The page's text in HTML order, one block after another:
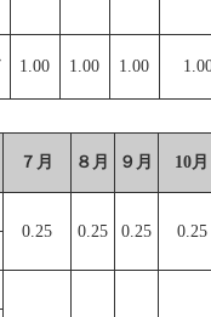
1.00 1.00 1.00
７月 ８月 ９月 10月
0.25
0.25 0.25 0.25